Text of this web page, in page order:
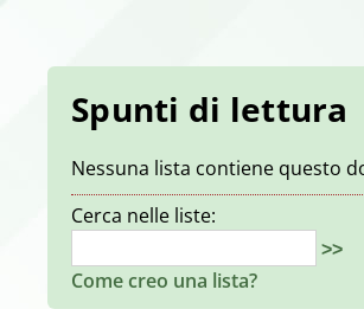
Spunti di lettura
Nessuna lista contiene questo
Cerca nelle liste:
>>
Come creo una lista?